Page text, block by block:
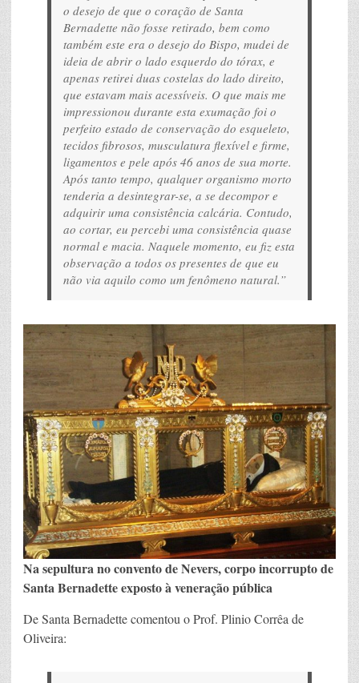
o desejo de que o coração de Santa
Bernadette não fosse retirado, bem como
também este era o desejo do Bispo, mudei de
ideia de abrir o lado esquerdo do tórax, e
apenas retirei duas costelas do lado direito,
que estavam mais acessíveis. O que mais me
impressionou durante esta exumação foi o
perfeito estado de conservação do esqueleto,
tecidos fibrosos, musculatura flexível e firme,
ligamentos e pele após 46 anos de sua morte.
Após tanto tempo, qualquer organismo morto
tenderia a desintegrar-se, a se decompor e
adquirir uma consistência calcária. Contudo,
ao cortar, eu percebi uma consistência quase
normal e macia. Naquele momento, eu fiz esta
observação a todos os presentes de que eu
não via aquilo como um fenômeno natural.”
Na sepultura no convento de Nevers, corpo incorrupto de
Santa Bernadette exposto à veneração pública
De Santa Bernadette comentou o Prof. Plinio Corrêa de
Oliveira: